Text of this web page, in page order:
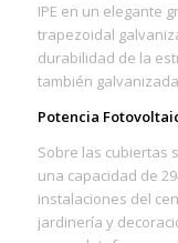
IPE en un elegante
trapezoidal
durabilidad de la
también
Potencia
Sobre las cubiertas
una capacidad de
instalaciones del
jardinería y